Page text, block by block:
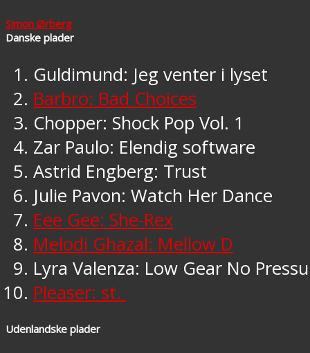
Simon Ørberg
Danske plader
Guldimund: Jeg venter i lyset
Barbro: Bad Choices
Chopper: Shock Pop Vol. 1
Zar Paulo: Elendig software
Astrid Engberg: Trust
Julie Pavon: Watch Her Dance
Eee Gee: She-Rex
Melodi Ghazal: Mellow D
Lyra Valenza: Low Gear No
Pleaser: st.
Udenlandske plader